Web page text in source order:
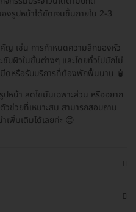
งรูปหน้าได้ชัดเจนขึ้นภายใน 2-3
ญ เช่น การกำหนดความลึกของหัว
บผิวในชั้นต่างๆ และโดยทั่วไปมักไม่
ดหรือรับบริการที่ต้องพักฟื้นนาน 🧴
หน้า ลดไขมันเฉพาะส่วน หรืออยาก
วช่วยที่เหมาะสม สามารถสอบถาม
เพิ่มเติมได้เลยค่ะ 😊